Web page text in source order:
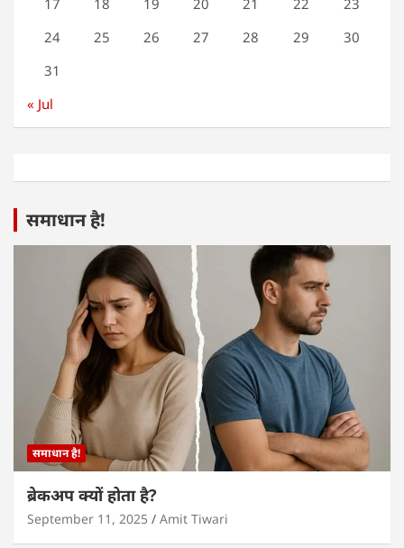
17 18 19 20 21 22
23
24
25 26 27 28 29
30
31
« Jul
समाधान है!
समाधान है!
ब्रेकअप क्यों होता है?
September 11, 2025 Amit Tiwari